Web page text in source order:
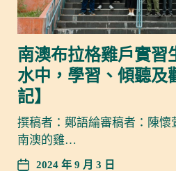
南澳布拉格雞戶實
水中，學習、傾聽及
記】
撰稿者：鄭語綸審稿者：陳懷
南澳的雞…
2024 年 9 月 3 日